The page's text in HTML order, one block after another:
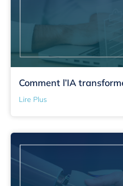
Comment l’IA
Lire Plus